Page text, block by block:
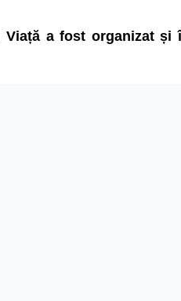
a fost organizat și